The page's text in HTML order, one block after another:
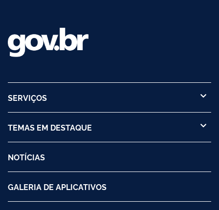
SERVIÇOS
TEMAS EM DESTAQUE
NOTÍCIAS
GALERIA DE APLICATIVOS